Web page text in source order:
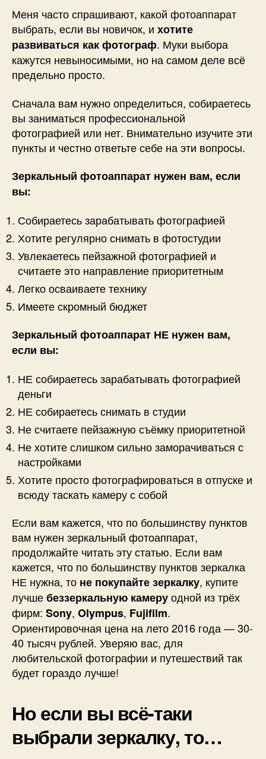
Меня часто спрашивают, какой фотоаппарат
выбрать, если вы новичок, и хотите
развиваться как фотограф. Муки выбора
кажутся невыносимыми, но на самом деле всё
предельно просто.
Сначала вам нужно определиться, собираетесь
вы заниматься профессиональной
фотографией или нет. Внимательно изучите эти
пункты и честно ответьте себе на эти вопросы.
Зеркальный фотоаппарат нужен вам, если
вы:
Собираетесь зарабатывать фотографией
Хотите регулярно снимать в фотостудии
Увлекаетесь пейзажной фотографией и
считаете это направление приоритетным
Легко осваиваете технику
Имеете скромный бюджет
Зеркальный фотоаппарат НЕ нужен вам,
если вы:
НЕ собираетесь зарабатывать фотографией
деньги
НЕ собираетесь снимать в студии
Не считаете пейзажную съёмку приоритетной
Не хотите слишком сильно заморачиваться с
настройками
Хотите просто фотографироваться в отпуске и
всюду таскать камеру с собой
Если вам кажется, что по большинству пунктов
вам нужен зеркальный фотоаппарат,
продолжайте читать эту статью. Если вам
кажется, что по большинству пунктов зеркалка
НЕ нужна, то не покупайте зеркалку, купите
лучшебеззеркальную камеруодной из трёх
фирм: Sony, Olympus, Fujifilm.
Ориентировочная цена на лето 2016 года — 30-
40 тысяч рублей. Уверяю вас, для
любительской фотографии и путешествий так
будет гораздо лучше!
Но если вы всё-таки
выбрали зеркалку, то…